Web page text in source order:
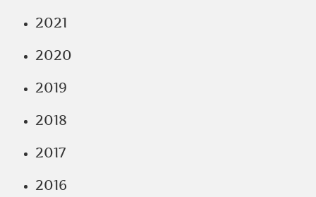
2021
2020
2019
2018
2017
2016